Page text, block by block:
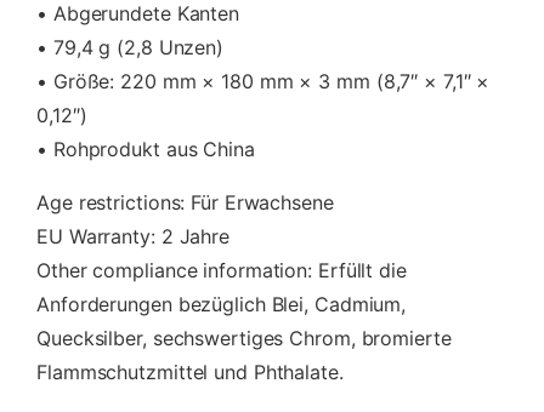
• Abgerundete Kanten
• 79,4 g (2,8 Unzen)
• Größe: 220 mm × 180 mm × 3 mm (8,7″ × 7,1″ ×
0,12″)
• Rohprodukt aus China
Age restrictions: Für Erwachsene
EU Warranty: 2 Jahre
Other compliance information: Erfüllt die
Anforderungen bezüglich Blei, Cadmium,
Quecksilber, sechswertiges Chrom, bromierte
Flammschutzmittel und Phthalate.